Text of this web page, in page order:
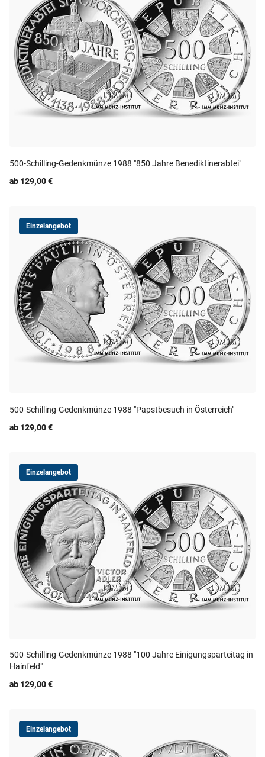
500-Schilling-Gedenkmünze 1988 "850 Jahre Benediktinerabtei"
ab 129,00 €
Einzelangebot
500-Schilling-Gedenkmünze 1988 "Papstbesuch in Österreich"
ab 129,00 €
Einzelangebot
500-Schilling-Gedenkmünze 1988 "100 Jahre Einigungsparteitag in
Hainfeld"
ab 129,00 €
Einzelangebot